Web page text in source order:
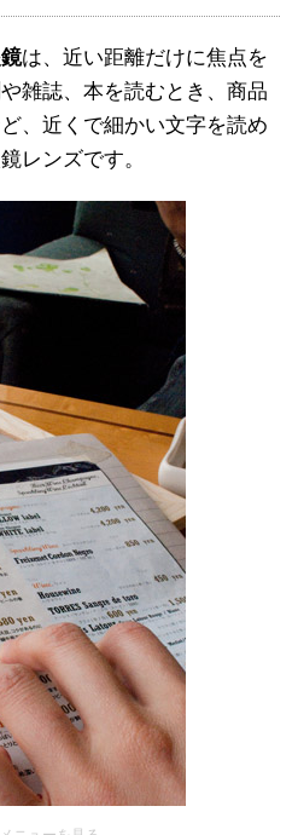
は、近い距離だけに焦点を
雑誌、本を読むとき、商品
、近くで細かい文字を読め
レンズです。